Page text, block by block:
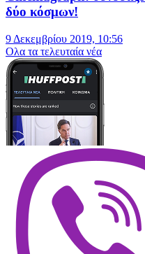
δύο κόσμων!
9 Δεκεμβρίου 2019, 10:56
Oλα τα τελευταία νέα